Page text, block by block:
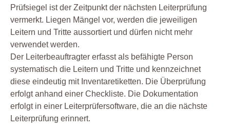
Prüfsiegel ist der Zeitpunkt der nächsten Leiterprüfung
vermerkt. Liegen Mängel vor, werden die jeweiligen
Leitern und Tritte aussortiert und dürfen nicht mehr
verwendet werden.
Der Leiterbeauftragter erfasst als befähigte Person
systematisch die Leitern und Tritte und kennzeichnet
diese eindeutig mit Inventaretiketten. Die Überprüfung
erfolgt anhand einer Checkliste. Die Dokumentation
erfolgt in einer Leiterprüfersoftware, die an die nächste
Leiterprüfung erinnert.